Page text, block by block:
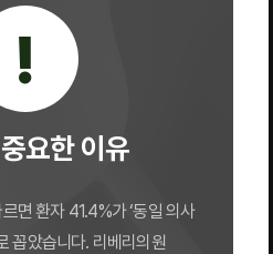
!
요한 이유
면 환자 41.4%가 ‘동일 의사
꼽았습니다. 리베리의원